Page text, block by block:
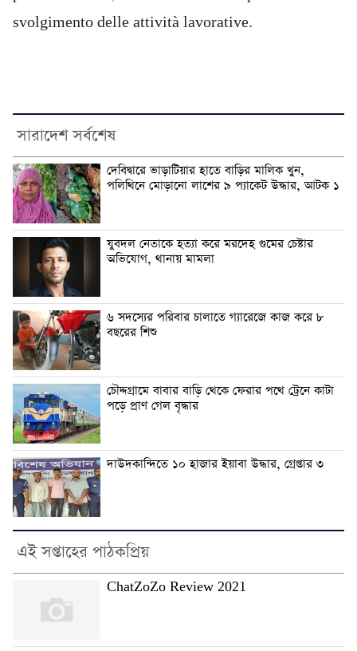
svolgimento delle attività lavorative.
সারাদেশ সর্বশেষ
দেবিদ্বারে ভাড়াটিয়ার হাতে বাড়ির মালিক খুন,
পলিথিনে মোড়ানো লাশের ৯ প্যাকেট উদ্ধার, আটক ১
যুবদল নেতাকে হত্যা করে মরদেহ গুমের চেষ্টার
অভিযোগ, থানায় মামলা
৬ সদস্যের পরিবার চালাতে গ্যারেজে কাজ করে ৮
বছরের শিশু
চৌদ্দগ্রামে বাবার বাড়ি থেকে ফেরার পথে ট্রেনে কাটা
পড়ে প্রাণ গেল বৃদ্ধার
দাউদকান্দিতে ১০ হাজার ইয়াবা উদ্ধার, গ্রেপ্তার ৩
এই সপ্তাহের পাঠকপ্রিয়
ChatZoZo Review 2021